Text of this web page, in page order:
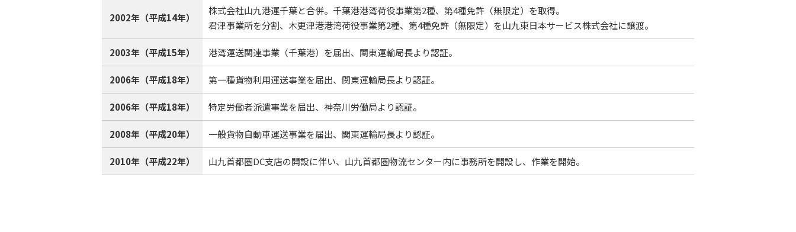
2002年（平成14年）
株式会社山九港運千葉と合併。千葉港港湾荷役事業第2種、第4種免許（無限定）を取得。
君津事業所を分割、木更津港港湾荷役事業第2種、第4種免許（無限定）を山九東日本サービス株式会社に譲渡。
2003年（平成15年） 港湾運送関連事業（千葉港）を届出、関東運輸局長より認証。
2006年（平成18年） 第一種貨物利用運送事業を届出、関東運輸局長より認証。
2006年（平成18年） 特定労働者派遣事業を届出、神奈川労働局より認証。
2008年（平成20年） 一般貨物自動車運送事業を届出、関東運輸局長より認証。
2010年（平成22年） 山九首都圏DC支店の開設に伴い、山九首都圏物流センター内に事務所を開設し、作業を開始。